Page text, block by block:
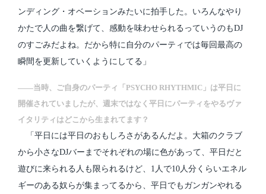
ンディング・オベーションみたいに拍手した。いろんなやり
かたで人の曲を繋げて、感動を味わせられるっていうのもDJ
のすごみだよね。だから特に自分のパーティでは毎回最高の
瞬間を更新していくようにしてる」
――当時、ご自身のパーティ「PSYCHO RHYTHMIC」は平日に
開催されていましたが、週末ではなく平日にパーティをやるヴァ
イタリティはどこから生まれてます？
「平日には平日のおもしろさがあるんだよ。大箱のクラブ
から小さなDJバーまでそれぞれの場に色があって、平日だと
遊びに来られる人も限られるけど、1人で10人分くらいエネル
ギーのある奴らが集まってるから、平日でもガンガンやれる